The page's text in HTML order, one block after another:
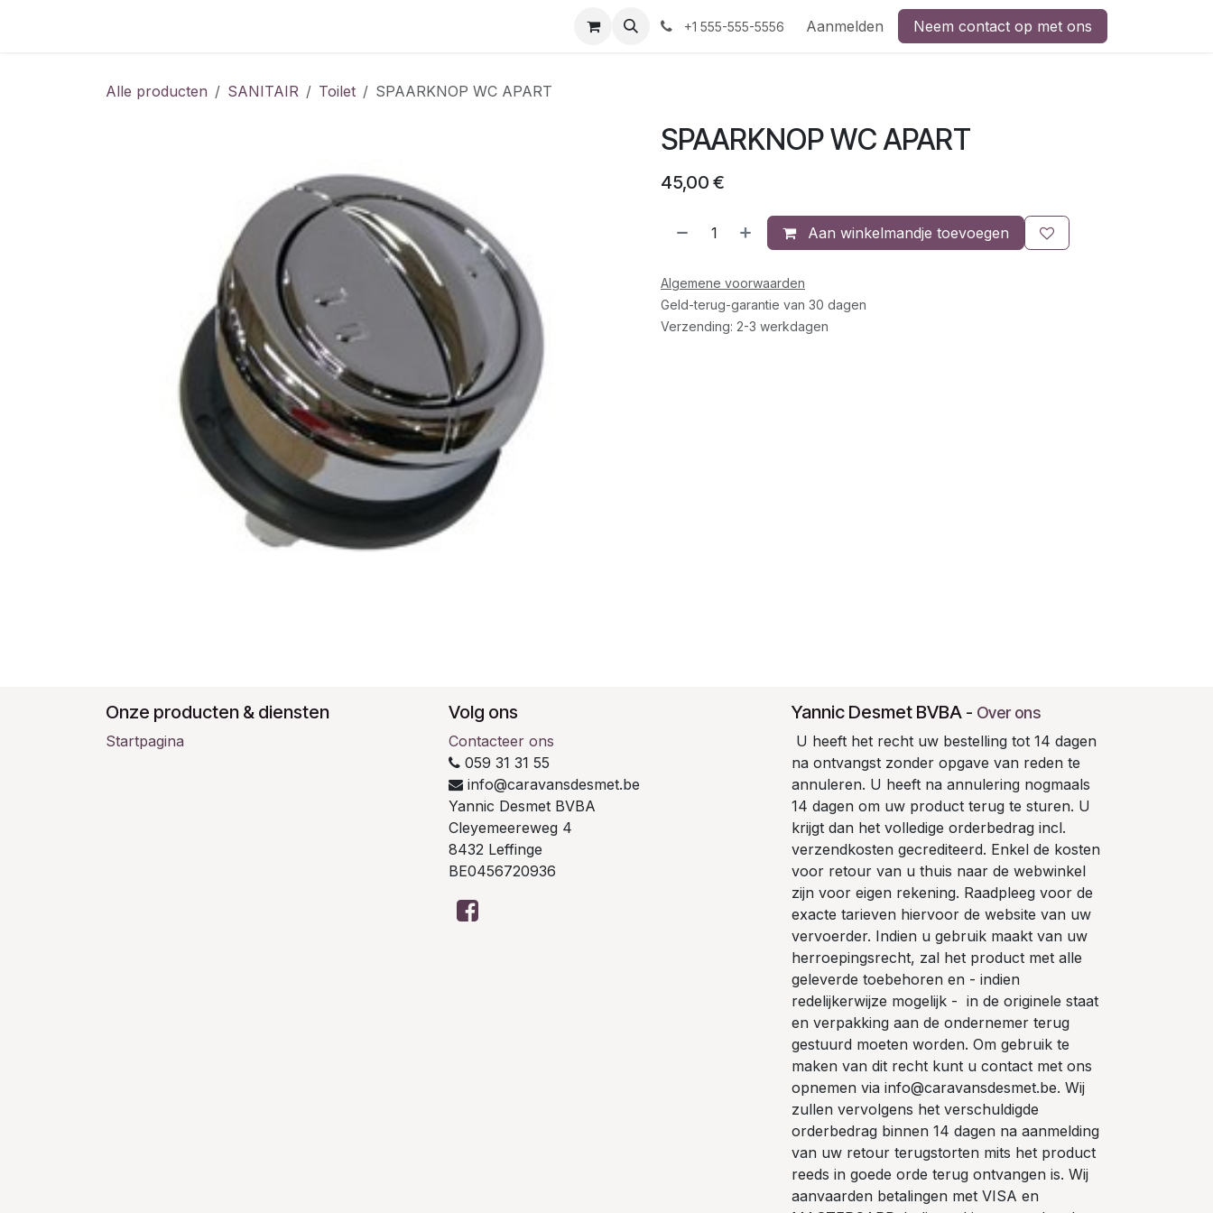
+1 555-555-5556 Aanmelden Neem contact op met ons
Alle producten SANITAIR Toilet SPAARKNOP WC APART
SPAARKNOP WC APART
45,00 €
Aan winkelmandje toevoegen
Algemene voorwaarden
Geld-terug-garantie van 30 dagen
Verzending: 2-3 werkdagen
Onze producten & diensten
Startpagina
Volg ons
Contacteer ons
059 31 31 55
info@caravansdesmet.be
Yannic Desmet BVBA
Cleyemeereweg 4
8432 Leffinge
BE0456720936
Yannic Desmet BVBA - Over ons
U heeft het recht uw bestelling tot 14 dagen
na ontvangst zonder opgave van reden te
annuleren. U heeft na annulering nogmaals
14 dagen om uw product terug te sturen. U
krijgt dan het volledige orderbedrag incl.
verzendkosten gecrediteerd. Enkel de kosten
voor retour van u thuis naar de webwinkel
zijn voor eigen rekening. Raadpleeg voor de
exacte tarieven hiervoor de website van uw
vervoerder. Indien u gebruik maakt van uw
herroepingsrecht, zal het product met alle
geleverde toebehoren en - indien
redelijkerwijze mogelijk - in de originele staat
en verpakking aan de ondernemer terug
gestuurd moeten worden. Om gebruik te
maken van dit recht kunt u contact met ons
opnemen via info@caravansdesmet.be. Wij
zullen vervolgens het verschuldigde
orderbedrag binnen 14 dagen na aanmelding
van uw retour terugstorten mits het product
reeds in goede orde terug ontvangen is. Wij
aanvaarden betalingen met VISA en